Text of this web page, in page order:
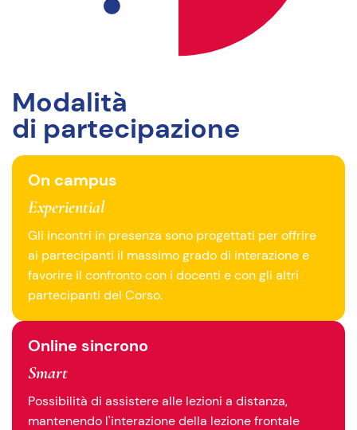
Modalità
di partecipazione
On campus
Experiential
Gli incontri in presenza sono progettati per offrire
ai partecipanti il massimo grado di interazione e
favorire il confronto con i docenti e con gli altri
partecipanti del Corso.
Online sincrono
Smart
Possibilità di assistere alle lezioni a distanza,
mantenendo l'interazione della lezione frontale